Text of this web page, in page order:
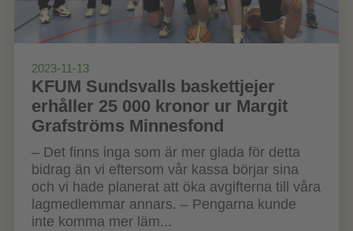
2023-11-13
KFUM Sundsvalls baskettjejer
erhåller 25 000 kronor ur Margit
Grafströms Minnesfond
– Det finns inga som är mer glada för detta
bidrag än vi eftersom vår kassa börjar sina
och vi hade planerat att öka avgifterna till våra
lagmedlemmar annars. – Pengarna kunde
inte komma mer läm...